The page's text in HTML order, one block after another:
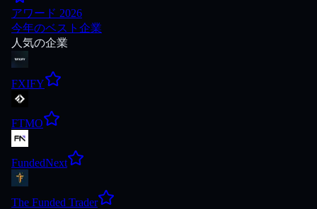
アワード 2026
今年のベスト企業
人気の企業
FXIFY
FTMO
FundedNext
The Funded Trader